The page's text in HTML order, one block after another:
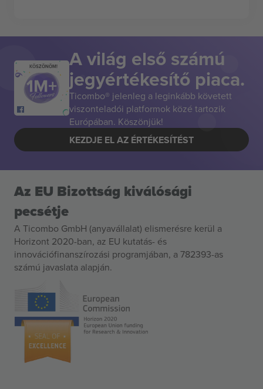
KÖSZÖNÖM! A világ első számú
jegyértékesítő piaca.
Ticombo® jelenleg a leginkább követett
viszonteladói platformok közé tartozik
Európában. Köszönjük!
KEZDJE EL AZ ÉRTÉKESÍTÉST
Az EU Bizottság kiválósági
pecsétje
A Ticombo GmbH (anyavállalat) elismerésre kerül a
Horizont 2020-ban, az EU kutatás- és
innovációfinanszírozási programjában, a 782393-as
számú javaslata alapján.